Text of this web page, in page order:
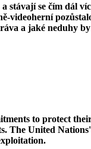
se čím dál
videoherní
a jaké neduhy
to protect
The United